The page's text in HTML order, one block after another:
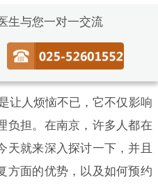
生与您一对一交流
让人烦恼不已，它不仅影响
负担。在南京，许多人都在
天就来深入探讨一下，并且
方面的优势，以及如何预约